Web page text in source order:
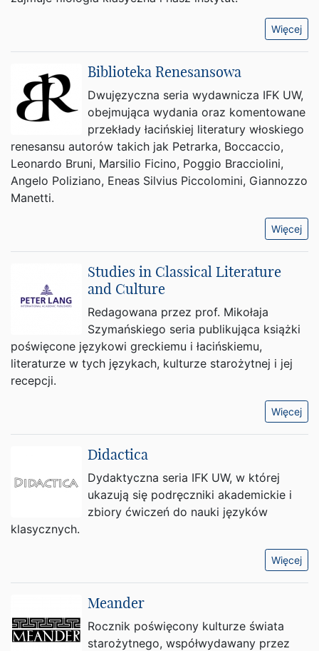
Więcej
Biblioteka Renesansowa
Dwujęzyczna seria wydawnicza IFK UW,
obejmująca wydania oraz komentowane
przekłady łacińskiej literatury włoskiego
renesansu autorów takich jak Petrarka, Boccaccio,
Leonardo Bruni, Marsilio Ficino, Poggio Bracciolini,
Angelo Poliziano, Eneas Silvius Piccolomini, Giannozzo
Manetti.
Więcej
Studies in Classical Literature
and Culture
Redagowana przez prof. Mikołaja
Szymańskiego seria publikująca książki
poświęcone językowi greckiemu i łacińskiemu,
literaturze w tych językach, kulturze starożytnej i jej
recepcji.
Więcej
Didactica
Dydaktyczna seria IFK UW, w której
ukazują się podręczniki akademickie i
zbiory ćwiczeń do nauki języków
klasycznych.
Więcej
Meander
Rocznik poświęcony kulturze świata
starożytnego, współwydawany przez